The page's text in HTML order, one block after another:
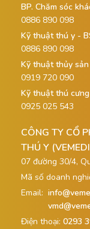
BP. Chăm sóc
0886 890 098
Kỹ thuật thú y -
0886 890 098
Kỹ thuật thủy
0919 720 090
Kỹ thuật thú
0925 025 543
CÔNG TY CỔ
THÚ Y
07 đường 30/4,
Mã số doanh
Email:
Điện thoại: 0293